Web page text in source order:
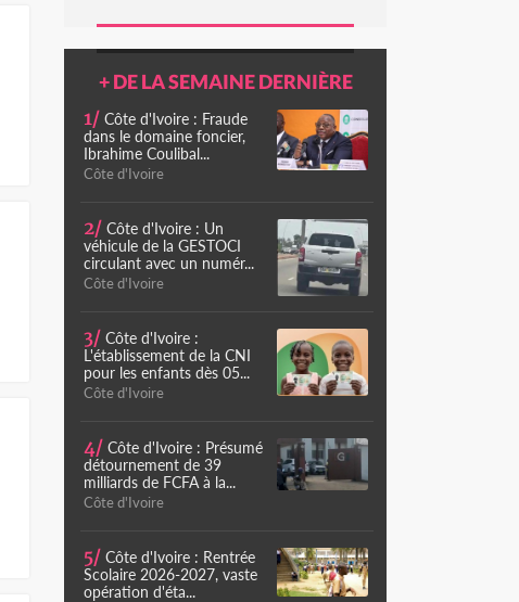
+ DE LA SEMAINE DERNIÈRE
1/ Côte d'Ivoire : Fraude
dans le domaine foncier,
Ibrahime Coulibal...
Côte d'Ivoire
2/ Côte d'Ivoire : Un
véhicule de la GESTOCI
circulant avec un numér...
Côte d'Ivoire
3/ Côte d'Ivoire :
L'établissement de la CNI
pour les enfants dès 05...
Côte d'Ivoire
4/ Côte d'Ivoire : Présumé
détournement de 39
milliards de FCFA à la...
Côte d'Ivoire
5/ Côte d'Ivoire : Rentrée
Scolaire 2026-2027, vaste
opération d'éta...